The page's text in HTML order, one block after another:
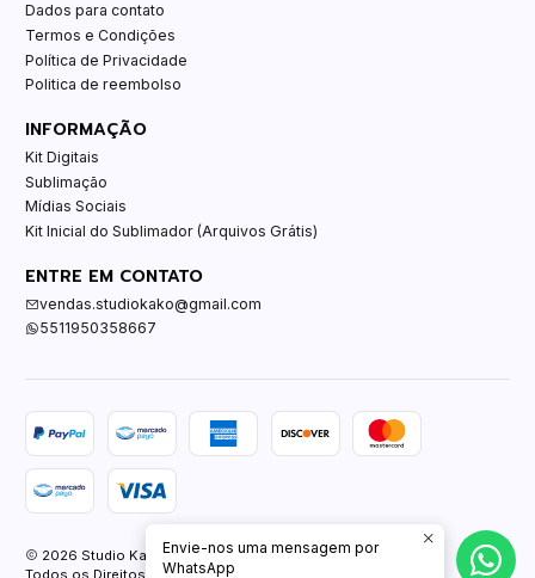
Dados para contato
Termos e Condições
Política de Privacidade
Politica de reembolso
INFORMAÇÃO
Kit Digitais
Sublimação
Mídias Sociais
Kit Inicial do Sublimador (Arquivos Grátis)
ENTRE EM CONTATO
vendas.studiokako@gmail.com
5511950358667
2026 Studio Kako.
Todos os Direitos Reservados.
Envie-nos uma mensagem por
WhatsApp